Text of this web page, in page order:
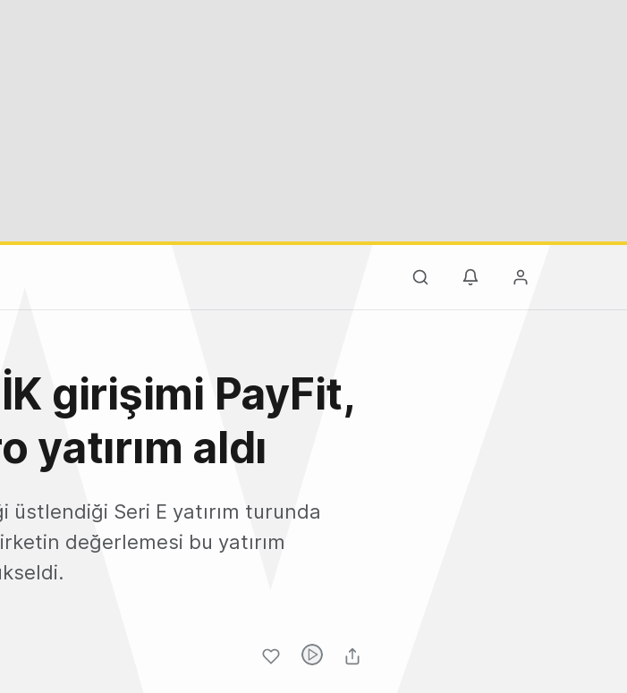
girişimi PayFit,
aldı
Seri E yatırım turunda
değerlemesi bu yatırım